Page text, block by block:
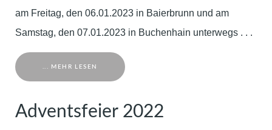
am Freitag, den 06.01.2023 in Baierbrunn und am
Samstag, den 07.01.2023 in Buchenhain unterwegs . . .
... MEHR LESEN
Adventsfeier 2022